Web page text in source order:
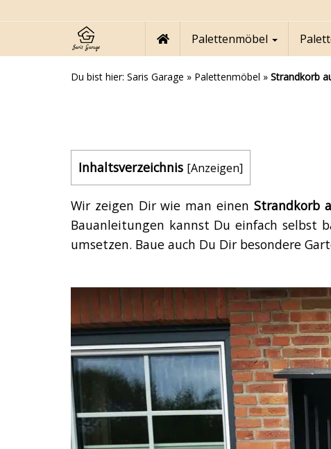
to
content
Palettenmöbel
Du bist hier: Saris Garage » Palettenmöbel » Strandkorb
Inhaltsverzeichnis [Anzeigen]
Wir zeigen Dir wie man einen Strandkorb
Bauanleitungen kannst Du einfach selbst
umsetzen. Baue auch Du Dir besondere